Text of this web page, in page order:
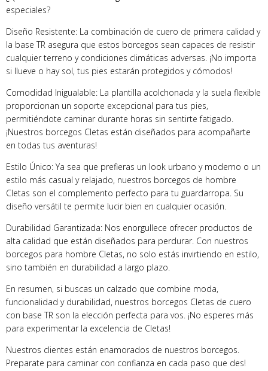
especiales?
Diseño Resistente: La combinación de cuero de primera calidad y
la base TR asegura que estos borcegos sean capaces de resistir
cualquier terreno y condiciones climáticas adversas. ¡No importa
si llueve o hay sol, tus pies estarán protegidos y cómodos!
Comodidad Inigualable: La plantilla acolchonada y la suela flexible
proporcionan un soporte excepcional para tus pies,
permitiéndote caminar durante horas sin sentirte fatigado.
¡Nuestros borcegos Cletas están diseñados para acompañarte
en todas tus aventuras!
Estilo Único: Ya sea que prefieras un look urbano y moderno o un
estilo más casual y relajado, nuestros borcegos de hombre
Cletas son el complemento perfecto para tu guardarropa. Su
diseño versátil te permite lucir bien en cualquier ocasión.
Durabilidad Garantizada: Nos enorgullece ofrecer productos de
alta calidad que están diseñados para perdurar. Con nuestros
borcegos para hombre Cletas, no solo estás invirtiendo en estilo,
sino también en durabilidad a largo plazo.
En resumen, si buscas un calzado que combine moda,
funcionalidad y durabilidad, nuestros borcegos Cletas de cuero
con base TR son la elección perfecta para vos. ¡No esperes más
para experimentar la excelencia de Cletas!
Nuestros clientes están enamorados de nuestros borcegos.
Preparate para caminar con confianza en cada paso que des!